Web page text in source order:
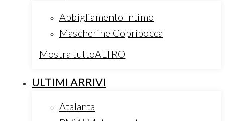
Abbigliamento Intimo
Mascherine Copribocca
Mostra tuttoALTRO
ULTIMI ARRIVI
Atalanta